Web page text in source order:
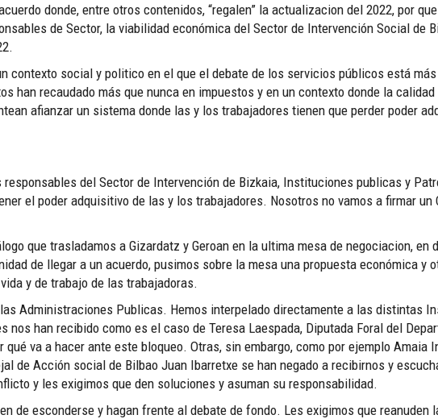
donde, entre otros contenidos, “regalen” la actualizacion del 2022, por
de Sector, la viabilidad económica del Sector de Intervención Social de
contexto social y politico en el que el debate de los servicios públicos está
han recaudado más que nunca en impuestos y en un contexto donde la
afianzar un sistema donde las y los trabajadores tienen que perder poder
responsables del Sector de Intervención de Bizkaia, Instituciones publicas y
el poder adquisitivo de las y los trabajadores. Nosotros no vamos a firmar un
que trasladamos a Gizardatz y Geroan en la ultima mesa de negociacion, en
de llegar a un acuerdo, pusimos sobre la mesa una propuesta económica y
y de trabajo de las trabajadoras.
Administraciones Publicas. Hemos interpelado directamente a las distintas
han recibido como es el caso de Teresa Laespada, Diputada Foral del
va a hacer ante este bloqueo. Otras, sin embargo, como por ejemplo Amaia
de Acción social de Bilbao Juan Ibarretxe se han negado a recibirnos y
y les exigimos que den soluciones y asuman su responsabilidad.
de esconderse y hagan frente al debate de fondo. Les exigimos que reanuden